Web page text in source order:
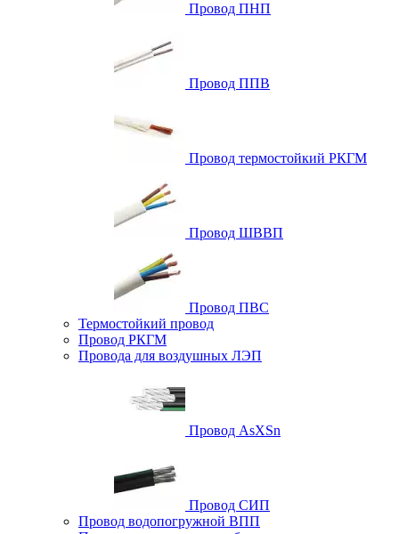
Провод ПНП
Провод ППВ
Провод термостойкий РКГМ
Провод ШВВП
Провод ПВС
Термостойкий провод
Провод РКГМ
Провода для воздушных ЛЭП
Провод AsXSn
Провод СИП
Провод водопогружной ВПП